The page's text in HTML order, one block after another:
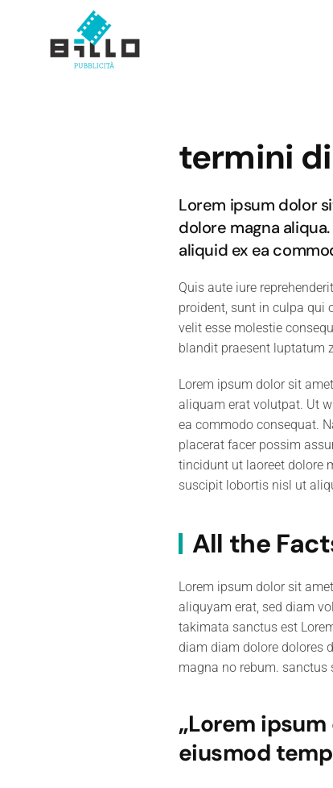
Skip to main content
termini
Lorem ipsum dolor
dolore magna
aliquid ex ea
Quis aute iure
proident, sunt in culpa qui
velit esse molestie
blandit praesent luptatum
Lorem ipsum dolor sit
aliquam erat volutpat. Ut
ea commodo consequat.
placerat facer possim
tincidunt ut laoreet dolore
suscipit lobortis nisl ut
All the
Lorem ipsum dolor sit
aliquyam erat, sed diam
takimata sanctus est
diam diam dolore dolores
magna no rebum.
„Lorem
eiusmod